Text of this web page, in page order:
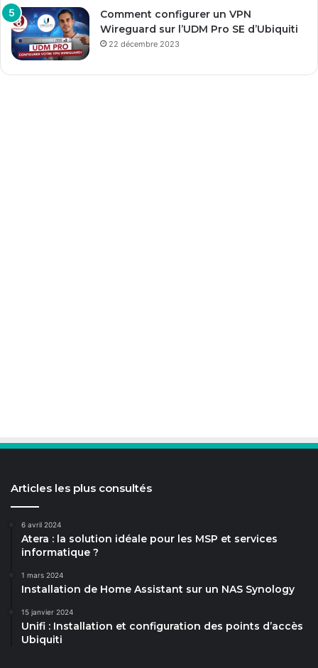
Comment configurer un VPN
Wireguard sur l’UDM Pro SE d’Ubiquiti
22 décembre 2023
Articles les plus consultés
6 avril 2024
Atera : la solution idéale pour les MSP et services
informatique ?
1 mars 2024
Installation de Home Assistant sur un NAS Synology
15 janvier 2024
Unifi : Installation et configuration des points d’accès
Ubiquiti